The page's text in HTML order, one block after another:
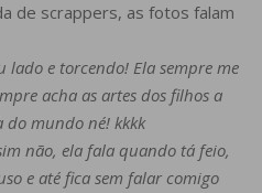
de scrappers, as fotos falam
lado e torcendo! Ela sempre me
acha as artes dos filhos a
do mundo né! kkkk
não, ela fala quando tá feio,
e até fica sem falar comigo